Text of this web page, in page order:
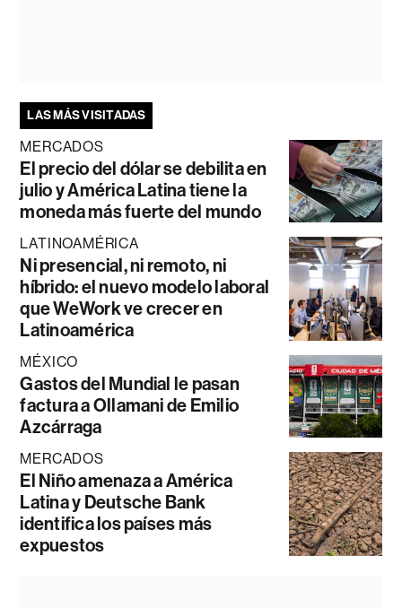
LAS MÁS VISITADAS
MERCADOS
El precio del dólar se debilita en
julio y América Latina tiene la
moneda más fuerte del mundo
LATINOAMÉRICA
Ni presencial, ni remoto, ni
híbrido: el nuevo modelo laboral
que WeWork ve crecer en
Latinoamérica
MÉXICO
Gastos del Mundial le pasan
factura a Ollamani de Emilio
Azcárraga
MERCADOS
El Niño amenaza a América
Latina y Deutsche Bank
identifica los países más
expuestos